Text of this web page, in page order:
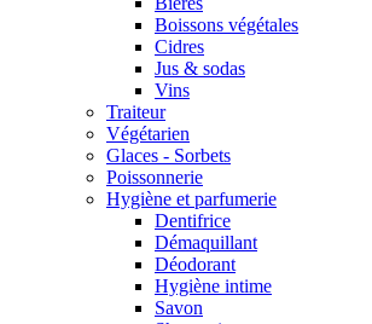
Boissons végétales
Cidres
Jus & sodas
Vins
Traiteur
Végétarien
Glaces - Sorbets
Poissonnerie
Hygiène et parfumerie
Dentifrice
Démaquillant
Déodorant
Hygiène intime
Savon